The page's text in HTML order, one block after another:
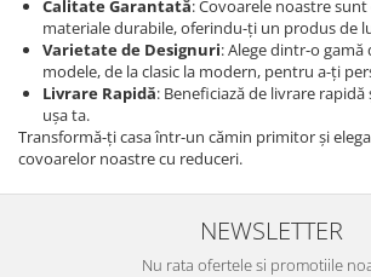
Calitate Garantată: Covoarele noastre
materiale durabile, oferindu-ți un produs de
Varietate de Designuri: Alege dintr-o
modele, de la clasic la modern, pentru a-ți
Livrare Rapidă: Beneficiază de livrare
ușa ta.
Transformă-ți casa într-un cămin primitor și
covoarelor noastre cu reduceri.
NEWSLETTER
Nu rata ofertele si promotiile